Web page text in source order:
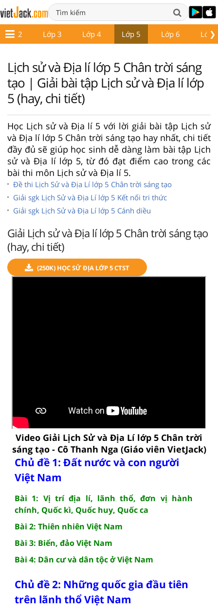
❯
Lớp 2 Lớp 3 Lớp 4 Lớp 5 Lớp 6 Lớp
Lịch sử và Địa lí lớp 5 Chân trời sáng
tạo | Giải bài tập Lịch sử và Địa lí lớp
5 (hay, chi tiết)
Học Lịch sử và Địa lí 5 với lời giải bài tập Lịch sử
và Địa lí lớp 5 Chân trời sáng tạo hay nhất, chi tiết
đầy đủ sẽ giúp học sinh dễ dàng làm bài tập Lịch
sử và Địa lí lớp 5, từ đó đạt điểm cao trong các
bài thi môn Lịch sử và Địa lí 5.
Đề thi Lịch Sử và Địa Lí lớp 5 Chân trời sáng tạo
Giải sgk Lịch Sử và Địa Lí lớp 5 Kết nối tri thức
Giải sgk Lịch Sử và Địa Lí lớp 5 Cánh diều
Giải Lịch sử và Địa lí lớp 5 Chân trời sáng tạo
(hay, chi tiết)
(250K) HỌC SỬ ĐỊA LỚP 5 CTST
Video Giải Lịch Sử và Địa Lí lớp 5 Chân trời
sáng tạo - Cô Thanh Nga (Giáo viên VietJack)
Chủ đề 1: Đất nước và con người
Việt Nam
Bài 1: Vị trí địa lí, lãnh thổ, đơn vị hành
chính, Quốc kì, Quốc huy, Quốc ca
Bài 2: Thiên nhiên Việt Nam
Bài 3: Biển, đảo Việt Nam
Bài 4: Dân cư và dân tộc ở Việt Nam
Chủ đề 2: Những quốc gia đầu tiên
trên lãnh thổ Việt Nam